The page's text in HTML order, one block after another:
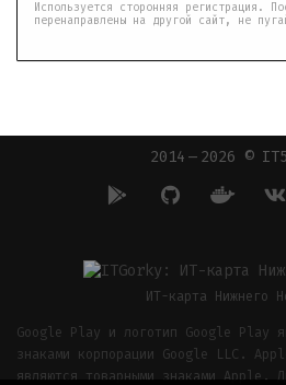
Используется сторонняя регистрация.
перенаправлены на другой сайт, не
2014 — 2026 ©
ИТ-карта Нижнего
Google Play и логотип Google Play
знаками корпорации Google LLC.
являются товарными знаками Apple.